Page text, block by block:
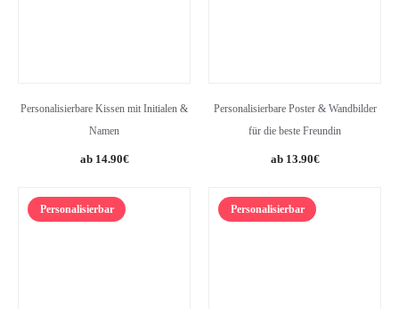
Personalisierbare Kissen mit Initialen &
Namen
14.90€
Personalisierbare Poster & Wandbilder
für die beste Freundin
13.90€
Personalisierbar Personalisierbar